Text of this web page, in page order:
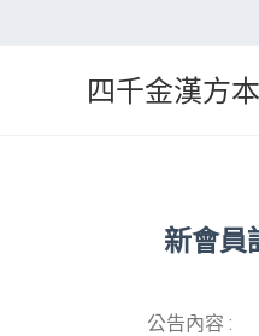
四千金漢方
新會員
公告內容 :